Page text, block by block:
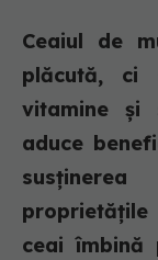
Ceaiul de
plăcută, ci
vitamine și
aduce
ceai îmbină